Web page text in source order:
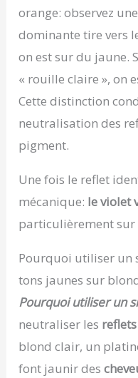
orange: observez
dominante tire vers
on est sur du jaune.
« rouille claire », on
Cette distinction
neutralisation des
pigment.
Une fois le reflet
mécanique: le violet
particulièrement
Pourquoi utiliser un
tons jaunes sur
Pourquoi utiliser un
neutraliser les
blond clair, un
font jaunir des